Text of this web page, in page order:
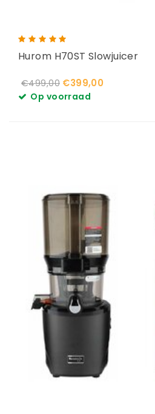
Hurom H70ST Slowjuicer
€499,00 €399,00
Op voorraad